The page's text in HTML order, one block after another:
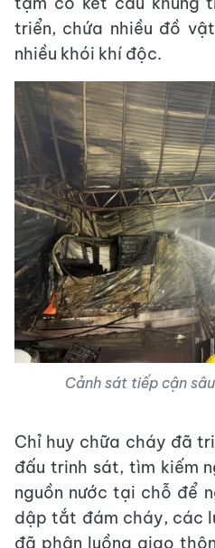
triển, chứa nhiều đồ
nhiều khói khí độc.
Cảnh sát tiếp cận
Chỉ huy chữa cháy đã
đấu trinh sát, tìm kiếm
nguồn nước tại chỗ để
dập tắt đám cháy, các
đã phân luồng giao